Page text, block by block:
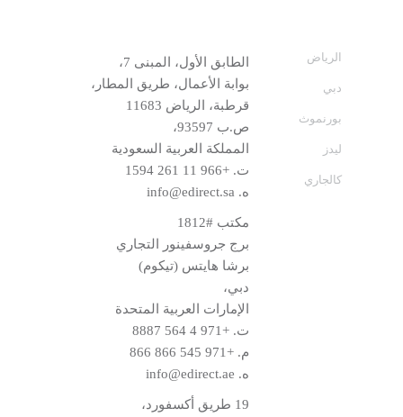
الرياض
دبي
بورنموث
ليدز
كالجاري
الطابق الأول، المبنى 7،
بوابة الأعمال، طريق المطار،
قرطبة، الرياض 11683
ص.ب 93597،
المملكة العربية السعودية
ت.+966 11 261 1594
ه. info@edirect.sa
مكتب #1812
برج جروسفينور التجاري
برشا هايتس (تيكوم)
دبي،
الإمارات العربية المتحدة
ت.+971 4 564 8887
م.+971 545 866 866
ه. info@edirect.ae
19 طريق أكسفورد،